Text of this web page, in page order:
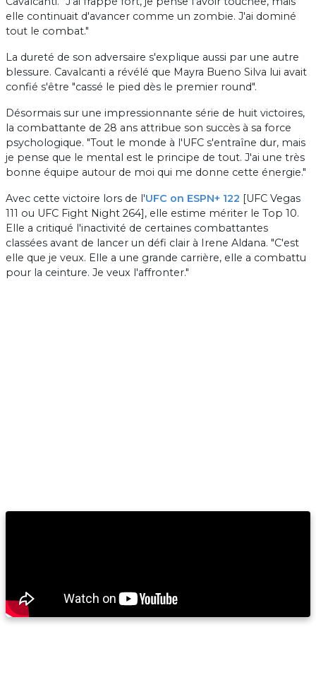
elle continuait d'avancer comme un zombie. J'ai dominé
tout le combat."
La dureté de son adversaire s'explique aussi par une autre
blessure. Cavalcanti a révélé que Mayra Bueno Silva lui avait
confié s'être "cassé le pied dès le premier round".
Désormais sur une impressionnante série de huit victoires,
la combattante de 28 ans attribue son succès à sa force
psychologique. "Tout le monde à l'UFC s'entraîne dur, mais
je pense que le mental est le principe de tout. J'ai une très
bonne équipe autour de moi qui me donne cette énergie."
Avec cette victoire lors de l'UFC on ESPN+ 122 [UFC Vegas
111 ou UFC Fight Night 264], elle estime mériter le Top 10.
Elle a critiqué l'inactivité de certaines combattantes
classées avant de lancer un défi clair à Irene Aldana. "C'est
elle que je veux. Elle a une grande carrière, elle a combattu
pour la ceinture. Je veux l'affronter."